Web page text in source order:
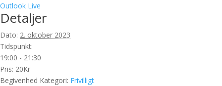
Outlook Live
Detaljer
Dato: 2. oktober 2023
Tidspunkt:
19:00 - 21:30
Pris: 20Kr
Begivenhed Kategori: Frivilligt